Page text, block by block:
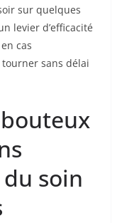
sur quelques
levier d’efficacité
cas
tourner sans délai
soin